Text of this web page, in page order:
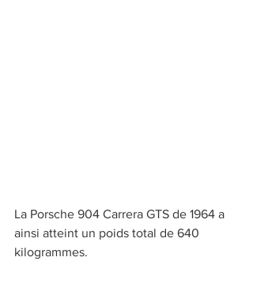
La Porsche 904 Carrera GTS de 1964 a
ainsi atteint un poids total de 640
kilogrammes. ‎